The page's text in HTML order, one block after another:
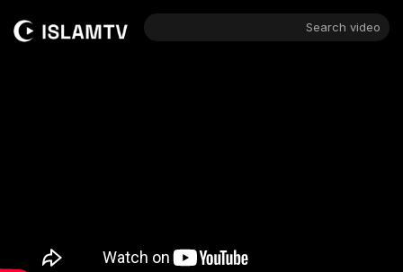
Search video